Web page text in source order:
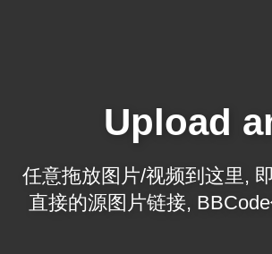
Upload
任意拖放图片/视频到这里,
直接的源图片链接,